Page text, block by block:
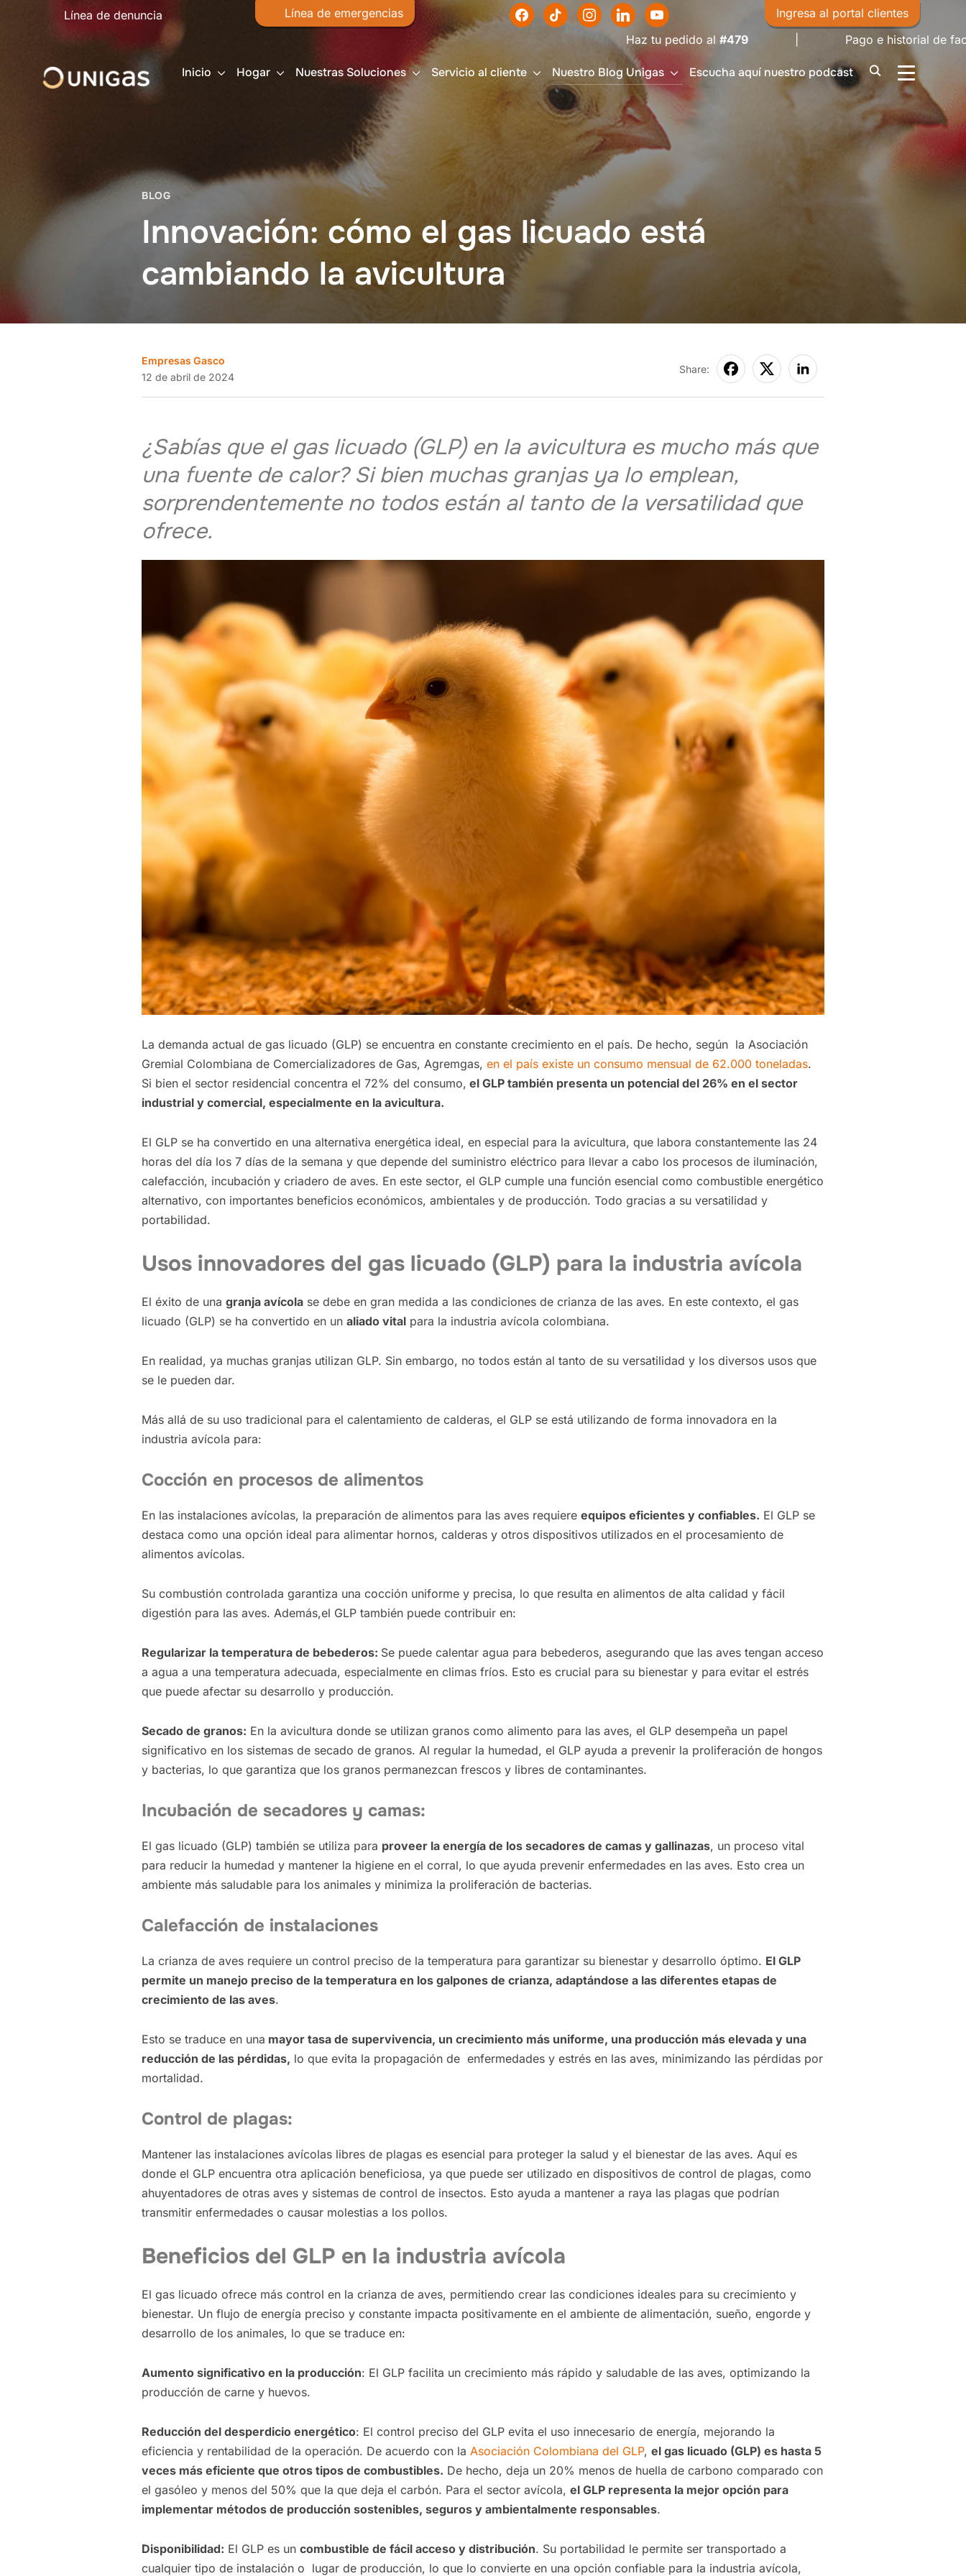
Línea de denuncia Línea de emergencias
Ingresa al portal clientes
Haz tu pedido al#479 | Pago e historial de facturas —
ALTERNAR
Inicio Hogar Nuestras Soluciones Servicio al cliente Nuestro Blog Unigas Escucha aquí nuestro podcast
BLOG
Innovación: cómo el gas licuado está
cambiando la avicultura
Empresas Gasco
12 de abril de 2024
Share:
¿Sabías que el gas licuado (GLP) en la avicultura es mucho más que
una fuente de calor? Si bien muchas granjas ya lo emplean,
sorprendentemente no todos están al tanto de la versatilidad que
ofrece.
La demanda actual de gas licuado (GLP) se encuentra en constante crecimiento en el país. De hecho, según la Asociación
Gremial Colombiana de Comercializadores de Gas, Agremgas, en el país existe un consumo mensual de 62.000 toneladas.
Si bien el sector residencial concentra el 72% del consumo, el GLP también presenta un potencial del 26% en el sector
industrial y comercial, especialmente en la avicultura.
El GLP se ha convertido en una alternativa energética ideal, en especial para la avicultura, que labora constantemente las 24
horas del día los 7 días de la semana y que depende del suministro eléctrico para llevar a cabo los procesos de iluminación,
calefacción, incubación y criadero de aves. En este sector, el GLP cumple una función esencial como combustible energético
alternativo, con importantes beneficios económicos, ambientales y de producción. Todo gracias a su versatilidad y
portabilidad.
Usos innovadores del gas licuado (GLP) para la industria avícola
El éxito de una granja avícola se debe en gran medida a las condiciones de crianza de las aves. En este contexto, el gas
licuado (GLP) se ha convertido en un aliado vital para la industria avícola colombiana.
En realidad, ya muchas granjas utilizan GLP. Sin embargo, no todos están al tanto de su versatilidad y los diversos usos que
se le pueden dar.
Más allá de su uso tradicional para el calentamiento de calderas, el GLP se está utilizando de forma innovadora en la
industria avícola para:
Cocción en procesos de alimentos
En las instalaciones avícolas, la preparación de alimentos para las aves requiere equipos eficientes y confiables. El GLP se
destaca como una opción ideal para alimentar hornos, calderas y otros dispositivos utilizados en el procesamiento de
alimentos avícolas.
Su combustión controlada garantiza una cocción uniforme y precisa, lo que resulta en alimentos de alta calidad y fácil
digestión para las aves. Además,el GLP también puede contribuir en:
Regularizar la temperatura de bebederos: Se puede calentar agua para bebederos, asegurando que las aves tengan acceso
a agua a una temperatura adecuada, especialmente en climas fríos. Esto es crucial para su bienestar y para evitar el estrés
que puede afectar su desarrollo y producción.
Secado de granos: En la avicultura donde se utilizan granos como alimento para las aves, el GLP desempeña un papel
significativo en los sistemas de secado de granos. Al regular la humedad, el GLP ayuda a prevenir la proliferación de hongos
y bacterias, lo que garantiza que los granos permanezcan frescos y libres de contaminantes.
Incubación de secadores y camas:
El gas licuado (GLP) también se utiliza para proveer la energía de los secadores de camas y gallinazas, un proceso vital
para reducir la humedad y mantener la higiene en el corral, lo que ayuda prevenir enfermedades en las aves. Esto crea un
ambiente más saludable para los animales y minimiza la proliferación de bacterias.
Calefacción de instalaciones
La crianza de aves requiere un control preciso de la temperatura para garantizar su bienestar y desarrollo óptimo. El GLP
permite un manejo preciso de la temperatura en los galpones de crianza, adaptándose a las diferentes etapas de
crecimiento de las aves.
Esto se traduce en una mayor tasa de supervivencia, un crecimiento más uniforme, una producción más elevada y una
reducción de las pérdidas, lo que evita la propagación de enfermedades y estrés en las aves, minimizando las pérdidas por
mortalidad.
Control de plagas:
Mantener las instalaciones avícolas libres de plagas es esencial para proteger la salud y el bienestar de las aves. Aquí es
donde el GLP encuentra otra aplicación beneficiosa, ya que puede ser utilizado en dispositivos de control de plagas, como
ahuyentadores de otras aves y sistemas de control de insectos. Esto ayuda a mantener a raya las plagas que podrían
transmitir enfermedades o causar molestias a los pollos.
Beneficios del GLP en la industria avícola
El gas licuado ofrece más control en la crianza de aves, permitiendo crear las condiciones ideales para su crecimiento y
bienestar. Un flujo de energía preciso y constante impacta positivamente en el ambiente de alimentación, sueño, engorde y
desarrollo de los animales, lo que se traduce en:
Aumento significativo en la producción: El GLP facilita un crecimiento más rápido y saludable de las aves, optimizando la
producción de carne y huevos.
Reducción del desperdicio energético: El control preciso del GLP evita el uso innecesario de energía, mejorando la
eficiencia y rentabilidad de la operación. De acuerdo con la Asociación Colombiana del GLP, el gas licuado (GLP) es hasta 5
veces más eficiente que otros tipos de combustibles. De hecho, deja un 20% menos de huella de carbono comparado con
el gasóleo y menos del 50% que la que deja el carbón. Para el sector avícola, el GLP representa la mejor opción para
implementar métodos de producción sostenibles, seguros y ambientalmente responsables.
Disponibilidad: El GLP es un combustible de fácil acceso y distribución. Su portabilidad le permite ser transportado a
cualquier tipo de instalación o lugar de producción, lo que lo convierte en una opción confiable para la industria avícola,